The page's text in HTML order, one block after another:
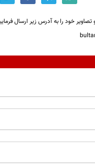
خود را به آدرس زیر ارسال